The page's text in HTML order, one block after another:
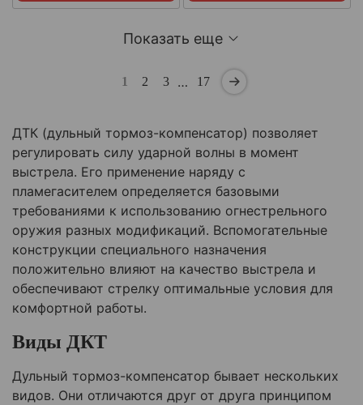
Показать еще
1 2 3 … 17
ДТК (дульный тормоз-компенсатор) позволяет
регулировать силу ударной волны в момент
выстрела. Его применение наряду с
пламегасителем определяется базовыми
требованиями к использованию огнестрельного
оружия разных модификаций. Вспомогательные
конструкции специального назначения
положительно влияют на качество выстрела и
обеспечивают стрелку оптимальные условия для
комфортной работы.
Виды ДКТ
Дульный тормоз-компенсатор бывает нескольких
видов. Они отличаются друг от друга принципом